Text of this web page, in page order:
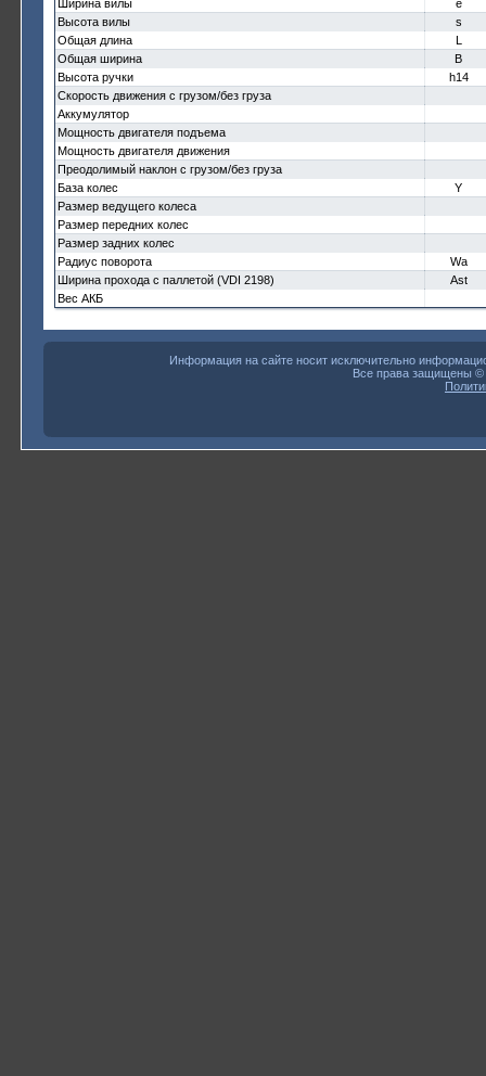
Ширина вилы
e
Высота вилы
s
Общая длина
L
Общая ширина
B
Высота ручки
h14
Скорость движения с грузом/без груза
Аккумулятор
Мощность двигателя подъема
Мощность двигателя движения
Преодолимый наклон с грузом/без груза
База колес
Y
Размер ведущего колеса
Размер передних колес
Размер задних колес
Радиус поворота
Wa
Ширина прохода с паллетой (VDI 2198)
Ast
Вес АКБ
Информация на сайте носит исключительно
Все права защищены ©